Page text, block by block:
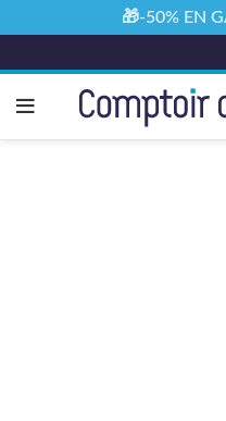
🎁-50% EN